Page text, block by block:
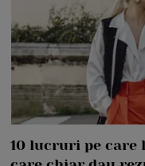
10 lucruri pe care